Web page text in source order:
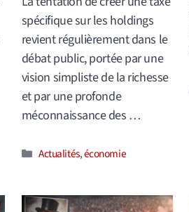
spécifique sur les holdings
revient régulièrement dans le
débat public, portée par une
vision simpliste de la richesse
et par une profonde
méconnaissance des …
Catégories
Actualités,économie